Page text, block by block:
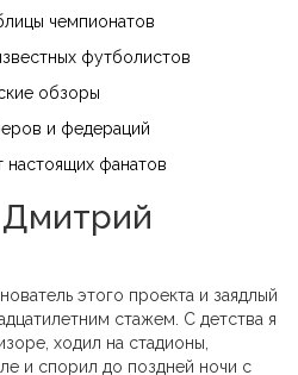
чемпионатов
футболистов
обзоры
и федераций
фанатов
Дмитрий
этого проекта и заядлый
стажем. С детства я
ходил на стадионы,
и спорил до поздней ночи с